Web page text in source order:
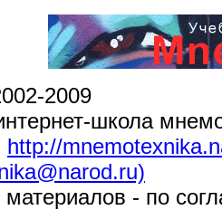
2009
школа
http://
материалов - по